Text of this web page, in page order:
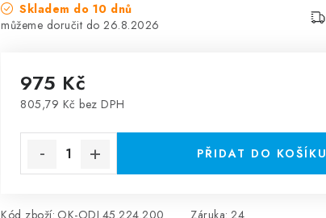
Skladem do 10 dnů
26.8.2026
975 Kč
805,79 Kč bez DPH
PŘIDAT DO KOŠÍKU
Kód zboží: OK-ODJ.45.224.200 Záruka: 24